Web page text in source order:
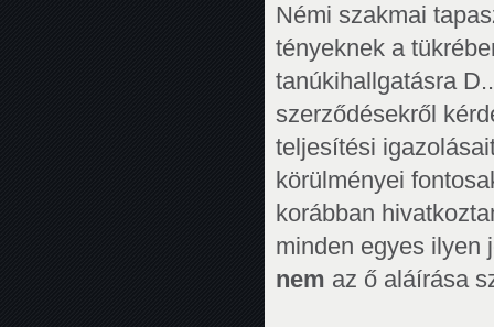
Némi szakmai
tényeknek a
tanúkihallgatásra
szerződésekről
teljesítési
körülményei
korábban
minden egyes ilyen
nem az ő aláírása